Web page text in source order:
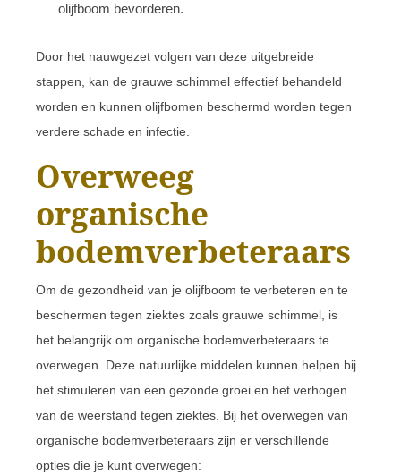
olijfboom bevorderen.
Door het nauwgezet volgen van deze uitgebreide
stappen, kan de grauwe schimmel effectief behandeld
worden en kunnen olijfbomen beschermd worden tegen
verdere schade en infectie.
Overweeg
organische
bodemverbeteraars
Om de gezondheid van je olijfboom te verbeteren en te
beschermen tegen ziektes zoals grauwe schimmel, is
het belangrijk om organische bodemverbeteraars te
overwegen. Deze natuurlijke middelen kunnen helpen bij
het stimuleren van een gezonde groei en het verhogen
van de weerstand tegen ziektes. Bij het overwegen van
organische bodemverbeteraars zijn er verschillende
opties die je kunt overwegen: